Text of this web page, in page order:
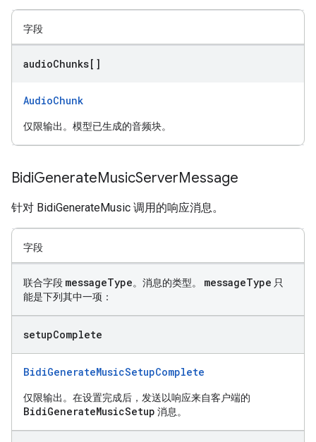
字段
audioChunks[]
AudioChunk
仅限输出。模型已生成的音频块。
BidiGenerateMusicServerMessage
针对 BidiGenerateMusic 调用的响应消息。
字段
联合字段 messageType。消息的类型。 messageType 只
能是下列其中一项：
setupComplete
BidiGenerateMusicSetupComplete
仅限输出。在设置完成后，发送以响应来自客户端的
BidiGenerateMusicSetup 消息。